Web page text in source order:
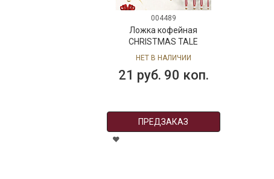
004489
Ложка кофейная
CHRISTMAS TALE
НЕТ В НАЛИЧИИ
21 руб. 90 коп.
ПРЕДЗАКАЗ